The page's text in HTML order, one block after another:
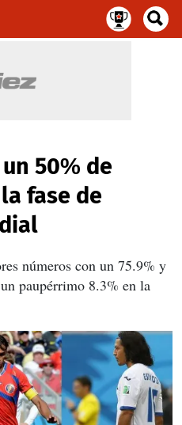
un 50% de
fase de
números con un 75.9% y
paupérrimo 8.3% en la